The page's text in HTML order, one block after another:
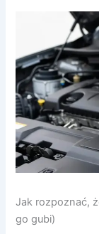
Jak rozpoznać,
go gubi)